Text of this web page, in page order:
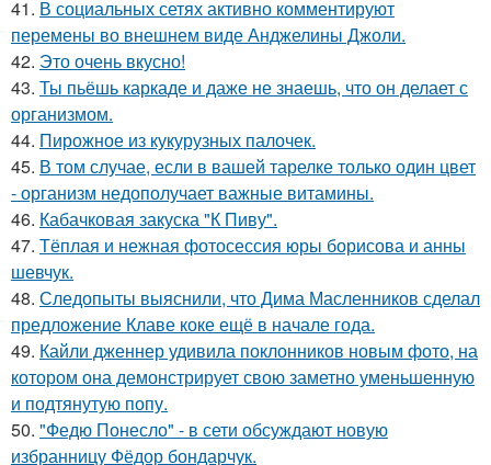
41. В социальных сетях активно комментируют
перемены во внешнем виде Анджелины Джоли.
42. Это очень вкусно!
43. Ты пьёшь каркаде и даже не знаешь, что он делает с
организмом.
44. Пирожное из кукурузных палочек.
45. В том случае, если в вашей тарелке только один цвет
- организм недополучает важные витамины.
46. Кабачковая закуска "К Пиву".
47. Тёплая и нежная фотосессия юры борисова и анны
шевчук.
48. Следопыты выяснили, что Дима Масленников сделал
предложение Клаве коке ещё в начале года.
49. Кайли дженнер удивила поклонников новым фото, на
котором она демонстрирует свою заметно уменьшенную
и подтянутую попу.
50. "Федю Понесло" - в сети обсуждают новую
избранницу Фёдор бондарчук.